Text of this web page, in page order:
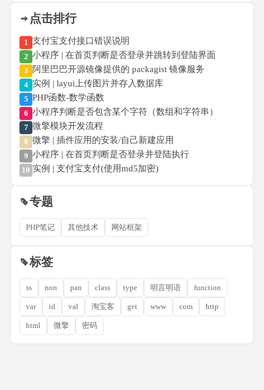
点击排行
1 支付宝支付接口错误说明
2 小程序 | 在首页判断是否登录并跳转到登陆界面
3 阿里巴巴开源镜像提供的 packagist 镜像服务
4 实例 | layui上传图片并存入数据库
5 PHP函数-数学函数
6 小程序判断是否包含某个字符（数组和字符串）
7 微擎模块开发流程
8 微擎 | 插件应用的安装/自己新建应用
9 小程序 | 在首页判断是否登录并登陆执行
10 实例 | 支付宝支付(使用md5加密)
专题
PHP笔记 其他技术 网站框架
标签
ss non pan class type 明言明语 function
var id val 淘宝客 get www com http
html 微擎 密码